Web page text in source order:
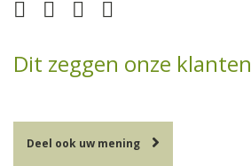
Dit zeggen onze klanten
Deel ook uw mening